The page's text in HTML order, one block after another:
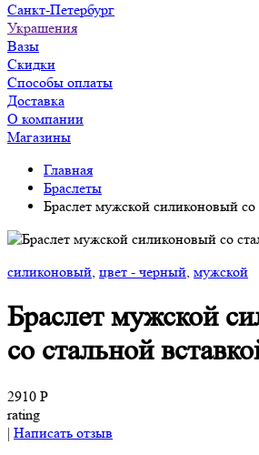
Санкт-Петербург
Украшения
Вазы
Скидки
Способы оплаты
Доставка
О компании
Магазины
Главная
Браслеты
Браслет мужской силиконовый со
силиконовый, цвет - черный, мужской
Браслет мужской
со стальной
2910 Р
rating
| Написать отзыв